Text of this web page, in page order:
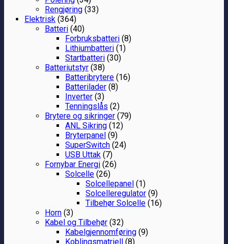
Rengjøring (33)
Elektrisk (364)
Batteri (40)
Forbruksbatteri (8)
Lithiumbatteri (1)
Startbatteri (30)
Batteriutstyr (38)
Batteribrytere (16)
Batterilader (8)
Inverter (3)
Tenningslås (2)
Brytere og sikringer (79)
ANL Sikring (12)
Bryterpanel (9)
SuperSwitch (24)
USB Uttak (7)
Fornybar Energi (26)
Solcelle (26)
Solcellepanel (1)
Solcelleregulator (9)
Tilbehør Solcelle (16)
Horn (3)
Kabel og Tilbehør (32)
Kabelgjennomføring (9)
Koblingsmatriell (8)